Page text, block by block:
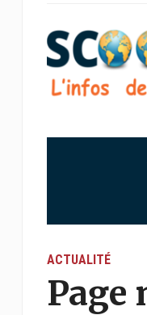
ACTUALITÉ
Page